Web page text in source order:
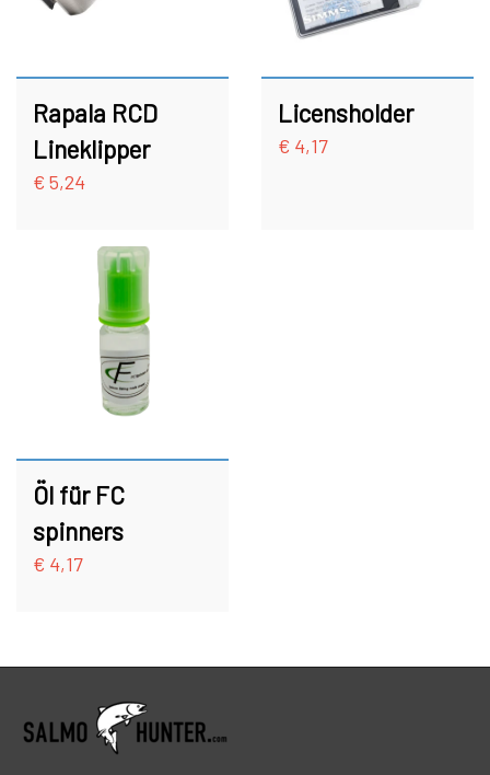
Rapala RCD
Lineklipper
€ 5,24
Licensholder
€ 4,17
Öl für FC
spinners
€ 4,17